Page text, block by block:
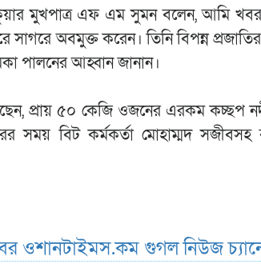
মুখপাত্র এফ এম সুমন বলেন, আমি
সাগরে অবমুক্ত করেন। তিনি বিপন্ন
পালনের আহ্বান জানান।
প্রায় ৫০ কেজি ওজনের এরকম কচ্ছপ
বিট কর্মকর্তা মোহাম্মদ সজীবসহ
ওশানটাইমস.কম গুগল নিউজ